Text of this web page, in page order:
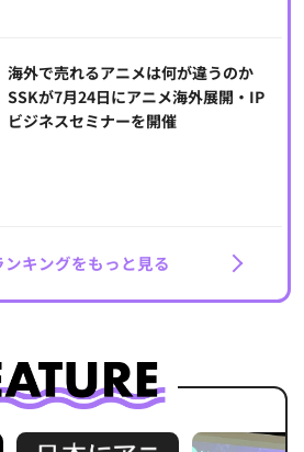
海外で売れるアニメは何が違うのか
SSKが7月24日にアニメ海外展開・IP
ビジネスセミナーを開催
ンキングをもっと見る